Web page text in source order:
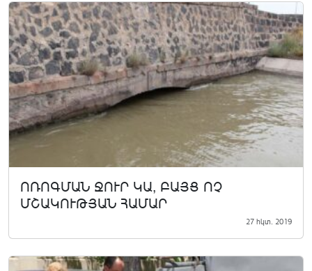
ՈՌՈԳՄԱՆ ՋՈՒՐ ԿԱ, ԲԱՅՑ ՈՉ
ՄՇԱԿՈՒԹՅԱՆ ՀԱՄԱՐ
27 հկտ. 2019